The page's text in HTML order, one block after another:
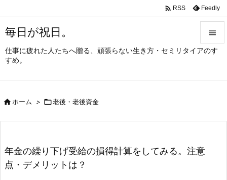
毎日が祝日。
仕事に疲れた人たちへ贈る、頑張らない生き方・セミリタイアのす
すめ。



 RSS Feedly
ホーム > 老後・老後資金
年金の繰り下げ受給の損得計算をしてみる。注意
点・デメリットは？